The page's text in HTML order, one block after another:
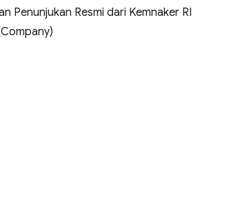
Penunjukan Resmi dari Kemnaker RI